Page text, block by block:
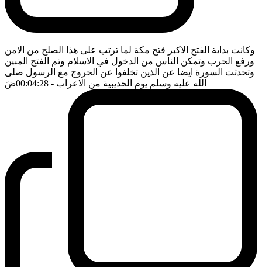
وكانت بداية الفتح الاكبر فتح مكة لما ترتب على هذا الصلح من الامن
ورفع الحرب وتمكن الناس من الدخول في الاسلام وتم الفتح المبين
وتحدثت السورة ايضا عن الذين تخلفوا عن الخروج مع الرسول صلى
الله عليه وسلم يوم الحديبية من الاعراب - 00:04:28 ضَ